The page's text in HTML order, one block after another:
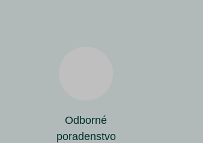
Odborné
poradenstvo